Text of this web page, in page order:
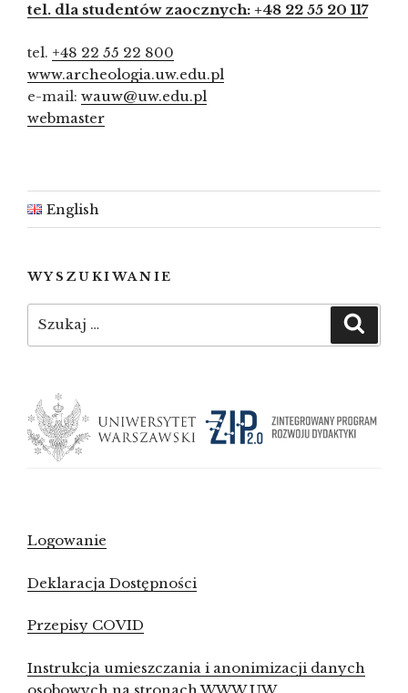
tel. dla studentów zaocznych: +48 22 55 20 117
tel. +48 22 55 22 800
www.archeologia.uw.edu.pl
e-mail: wauw@uw.edu.pl
webmaster
English
WYSZUKIWANIE
Logowanie
Deklaracja Dostępności
Przepisy COVID
Instrukcja umieszczania i anonimizacji danych
osobowych na stronach WWW UW